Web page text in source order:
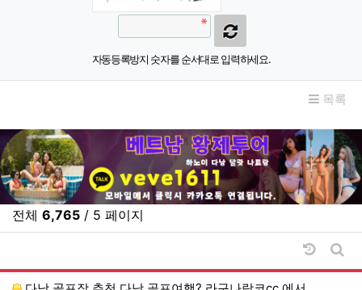
자동등록방지 숫자를 순서대로 입력하세요.
목록
전체 6,765 / 5 페이지
날짜순
게